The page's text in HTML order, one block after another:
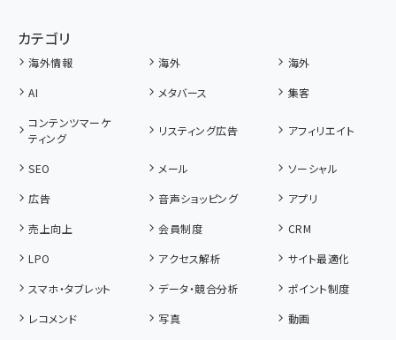
カテゴリ
海外情報 海外
海外
AI
メタバース
集客
コンテンツマーケ
ティング
リスティング広告 アフィリエイト
SEO メール
ソーシャル
広告
音声ショッピング
アプリ
売上向上
会員制度
CRM
LPO
アクセス解析
サイト最適化
スマホ・タブレット
データ・競合分析
ポイント制度
レコメンド
写真 動画